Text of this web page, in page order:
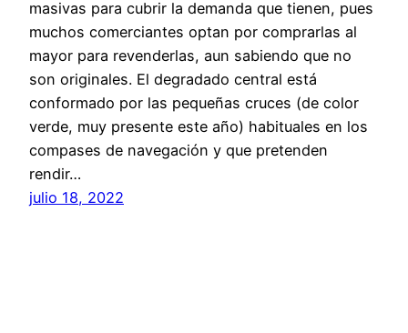
masivas para cubrir la demanda que tienen, pues
muchos comerciantes optan por comprarlas al
mayor para revenderlas, aun sabiendo que no
son originales. El degradado central está
conformado por las pequeñas cruces (de color
verde, muy presente este año) habituales en los
compases de navegación y que pretenden
rendir…
julio 18, 2022